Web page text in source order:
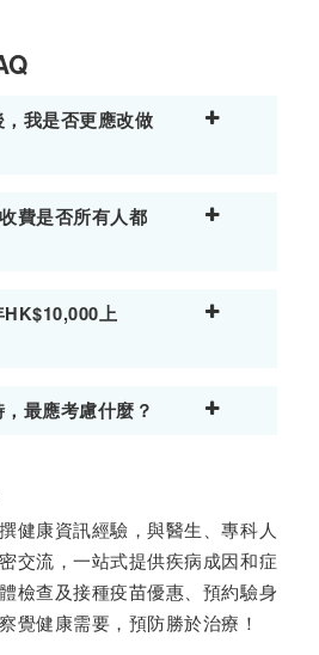
我是否更應改做
費是否所有人都
上
最應考慮什麼？
健康資訊經驗，與醫生、專科人
交流，一站式提供疾病成因和症
檢查及接種疫苗優惠、預約驗身
覺健康需要，預防勝於治療！